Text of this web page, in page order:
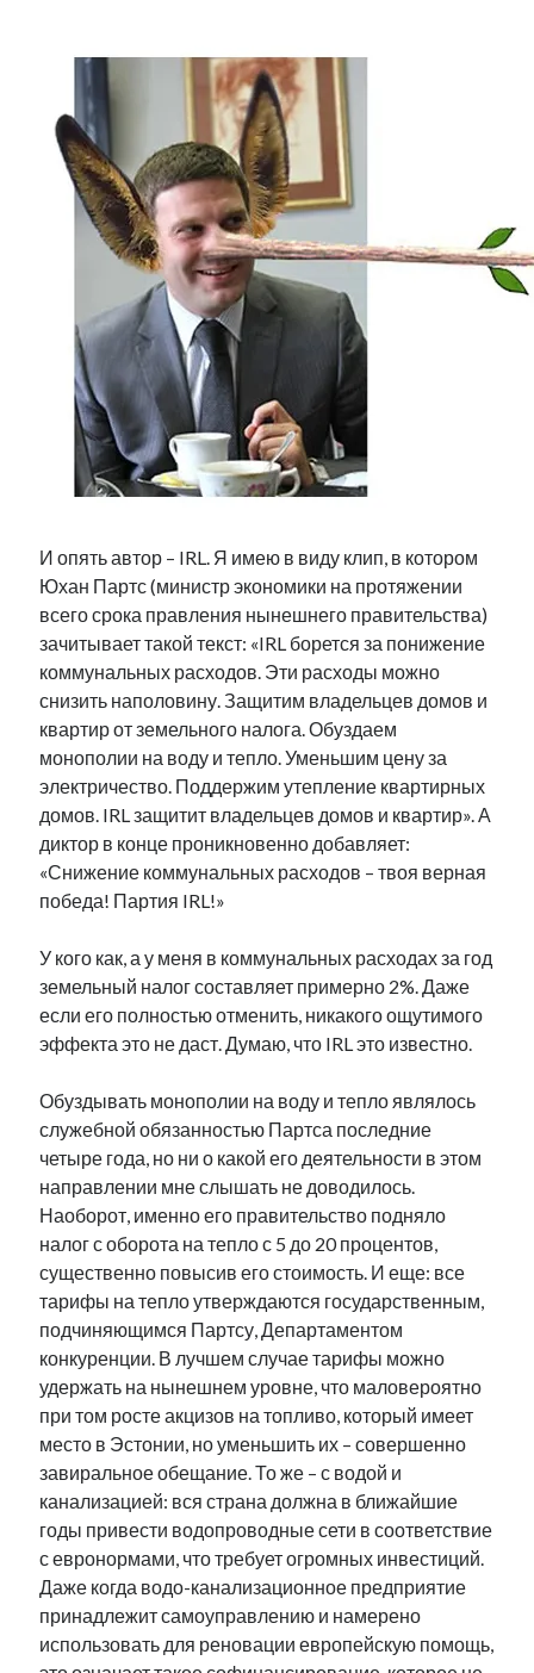
И опять автор – IRL. Я имею в виду клип, в котором
Юхан Партс (министр экономики на протяжении
всего срока правления нынешнего правительства)
зачитывает такой текст: «IRL борется за понижение
коммунальных расходов. Эти расходы можно
снизить наполовину. Защитим владельцев домов и
квартир от земельного налога. Обуздаем
монополии на воду и тепло. Уменьшим цену за
электричество. Поддержим утепление квартирных
домов. IRL защитит владельцев домов и квартир». А
диктор в конце проникновенно добавляет:
«Снижение коммунальных расходов – твоя верная
победа! Партия IRL!»
У кого как, а у меня в коммунальных расходах за год
земельный налог составляет примерно 2%. Даже
если его полностью отменить, никакого ощутимого
эффекта это не даст. Думаю, что IRL это известно.
Обуздывать монополии на воду и тепло являлось
служебной обязанностью Партса последние
четыре года, но ни о какой его деятельности в этом
направлении мне слышать не доводилось.
Наоборот, именно его правительство подняло
налог с оборота на тепло с 5 до 20 процентов,
существенно повысив его стоимость. И еще: все
тарифы на тепло утверждаются государственным,
подчиняющимся Партсу, Департаментом
конкуренции. В лучшем случае тарифы можно
удержать на нынешнем уровне, что маловероятно
при том росте акцизов на топливо, который имеет
место в Эстонии, но уменьшить их – совершенно
завиральное обещание. То же – с водой и
канализацией: вся страна должна в ближайшие
годы привести водопроводные сети в соответствие
с евронормами, что требует огромных инвестиций.
Даже когда водо-канализационное предприятие
принадлежит самоуправлению и намерено
использовать для реновации европейскую помощь,